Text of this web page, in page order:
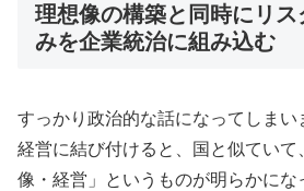
理想像の構築と同時にリス
みを企業統治に組み込む
すっかり政治的な話になってしまい
経営に結び付けると、国と似ていて
像・経営」というものが明らかにな